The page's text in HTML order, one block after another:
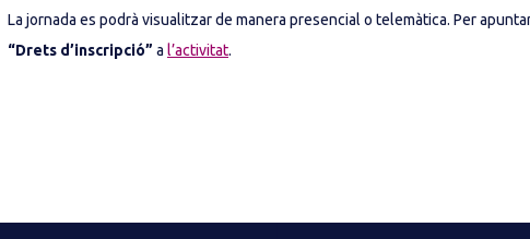
La jornada es podrà visualitzar de manera presencial o telemàtica. Per
“Drets d’inscripció” a l’activitat.